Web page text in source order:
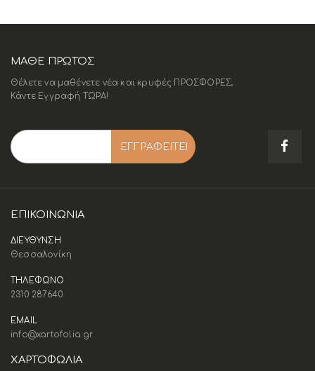
ΜΑΘΕ ΠΡΩΤΟΣ
Θέλετε να μαθένετε νέα και κρυφές ΠΡΟΣΦΟΡΕΣ;
Κάντε Εγγραφή ΤΩΡΑ!
ΕΠΙΚΟΙΝΩΝΊΑ
ΔΙΕΥΘΥΝΣΗ
Θεσσαλονίκη
ΤΗΛΕΦΩΝΟ
2310 287640
EMAIL
info@xartofolia.gr
ΧΑΡΤΟΦΩΛΙΑ